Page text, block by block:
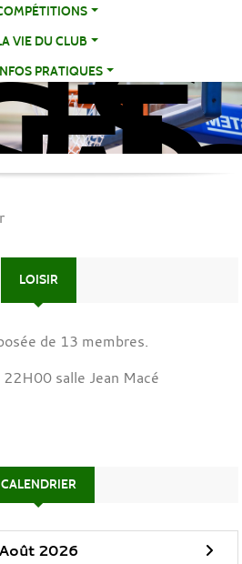
VIE DU CLUB
PRATIQUES
LOISIR
de 13 membres.
salle Jean Macé
CALENDRIER
Août 2026